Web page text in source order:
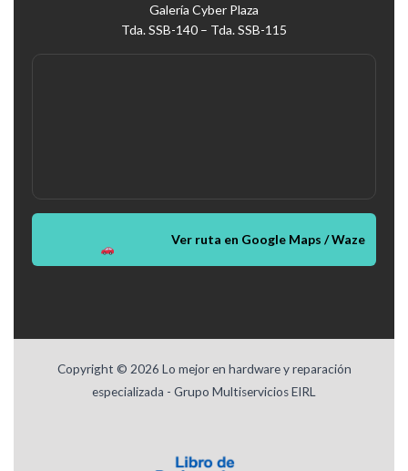
Galería Cyber Plaza
Tda. SSB-140 – Tda. SSB-115
Ver ruta en Google Maps / Waze
Copyright © 2026 Lo mejor en hardware y reparación
especializada - Grupo Multiservicios EIRL